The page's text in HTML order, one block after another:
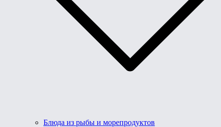
Блюда из рыбы и морепродуктов